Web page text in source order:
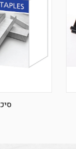
סיכות